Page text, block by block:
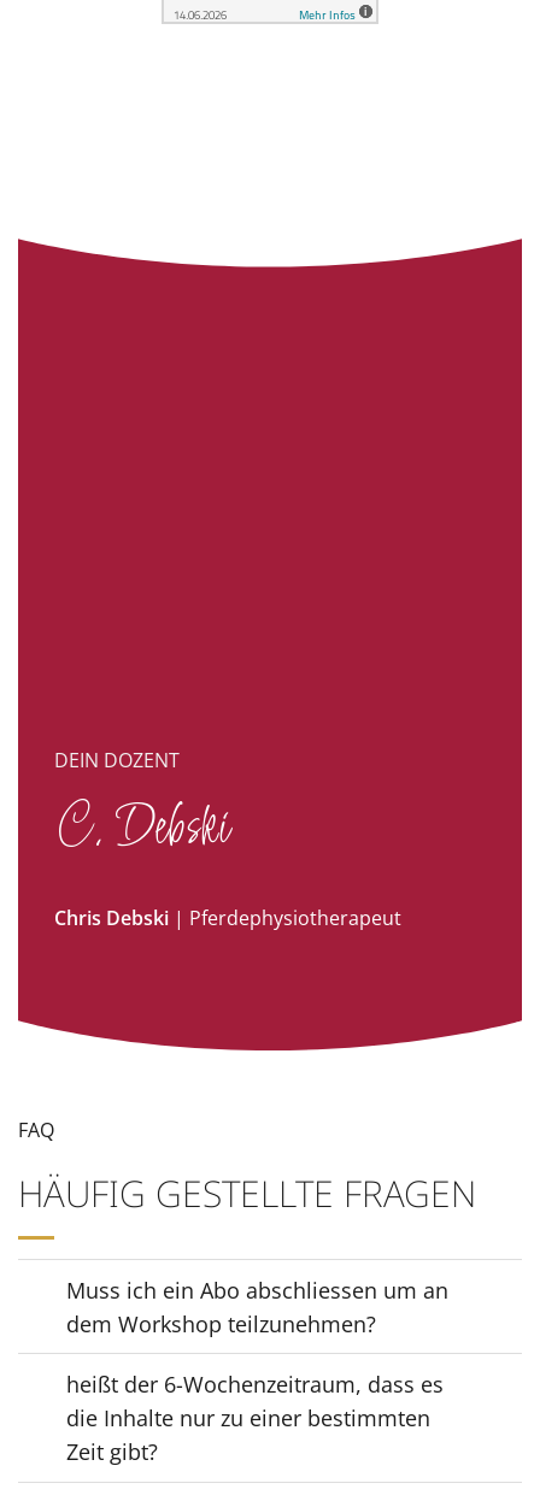
DEIN DOZENT
C. Debski
Chris Debski | Pferdephysiotherapeut
FAQ
HÄUFIG GESTELLTE FRAGEN
Muss ich ein Abo abschliessen um an
dem Workshop teilzunehmen?
heißt der 6-Wochenzeitraum, dass es
die Inhalte nur zu einer bestimmten
Zeit gibt?